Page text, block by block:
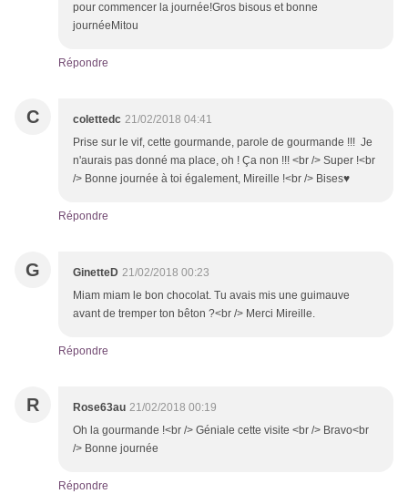
pour commencer la journée!Gros bisous et bonne
journéeMitou
Répondre
C colettedc 21/02/2018 04:41
Prise sur le vif, cette gourmande, parole de gourmande !!! Je
n'aurais pas donné ma place, oh ! Ça non !!! <br /> Super !<br
/> Bonne journée à toi également, Mireille !<br /> Bises♥
Répondre
G GinetteD 21/02/2018 00:23
Miam miam le bon chocolat. Tu avais mis une guimauve
avant de tremper ton bêton ?<br /> Merci Mireille.
Répondre
R Rose63au 21/02/2018 00:19
Oh la gourmande !<br /> Géniale cette visite <br /> Bravo<br
/> Bonne journée
Répondre